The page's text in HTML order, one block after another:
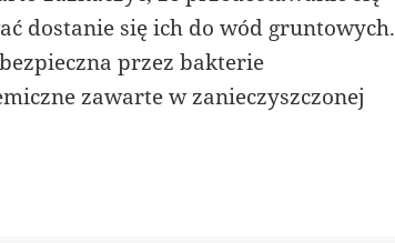
dostanie się ich do wód gruntowych.
przez bakterie
zawarte w zanieczyszczonej